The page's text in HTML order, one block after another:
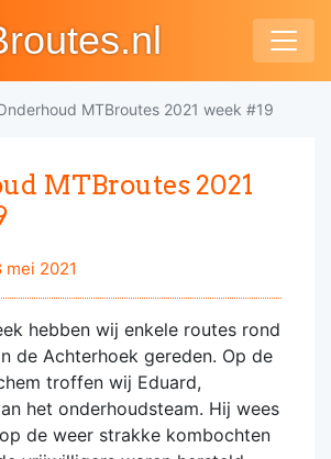
MTBroutes 2021 week #19
MTBroutes 2021
mei 2021
hebben wij enkele routes rond
de Achterhoek gereden. Op de
troffen wij Eduard,
het onderhoudsteam. Hij wees
de weer strakke kombochten